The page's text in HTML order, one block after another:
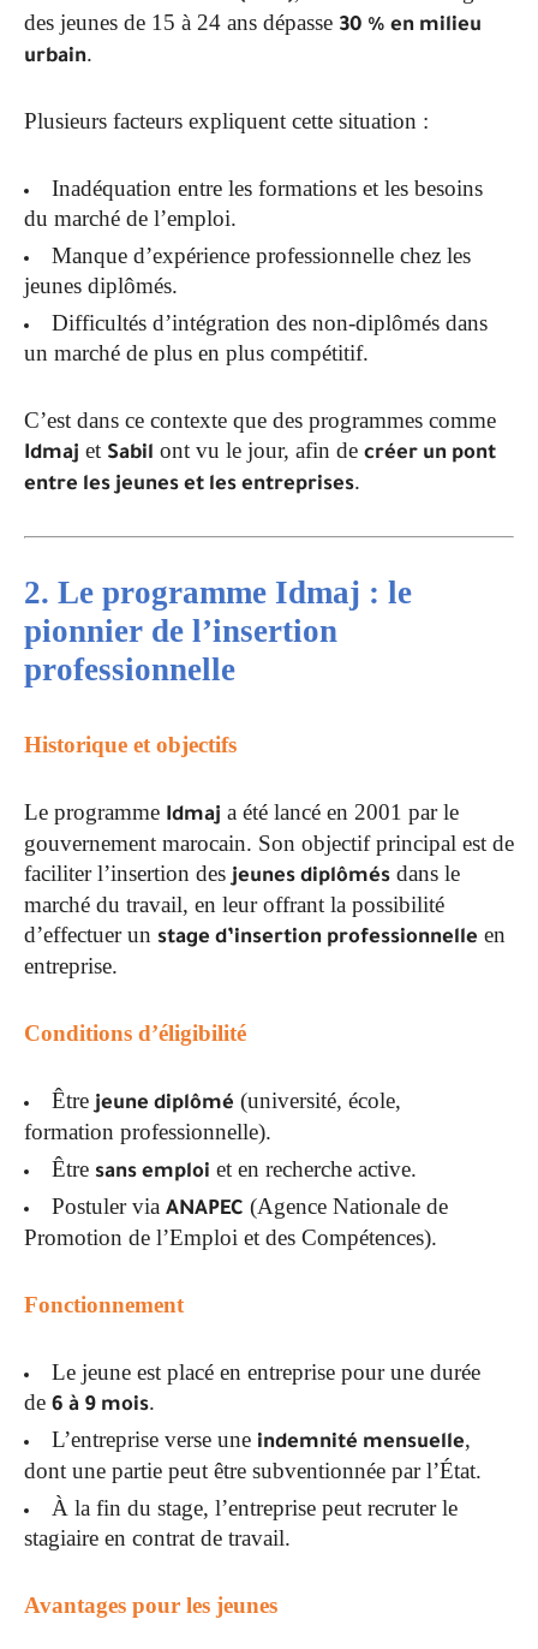
des jeunes de 15 à 24 ans dépasse 30 % en milieu
urbain.
Plusieurs facteurs expliquent cette situation :
Inadéquation entre les formations et les besoins
du marché de l’emploi.
Manque d’expérience professionnelle chez les
jeunes diplômés.
Difficultés d’intégration des non-diplômés dans
un marché de plus en plus compétitif.
C’est dans ce contexte que des programmes comme
Idmaj et Sabil ont vu le jour, afin de créer un pont
entre les jeunes et les entreprises.
2. Le programme Idmaj : le
pionnier de l’insertion
professionnelle
Historique et objectifs
Le programme Idmaj a été lancé en 2001 par le
gouvernement marocain. Son objectif principal est de
faciliter l’insertion des jeunes diplômés dans le
marché du travail, en leur offrant la possibilité
d’effectuer un stage d’insertion professionnelle en
entreprise.
Conditions d’éligibilité
Être jeune diplômé (université, école,
formation professionnelle).
Être sans emploi et en recherche active.
Postuler via ANAPEC (Agence Nationale de
Promotion de l’Emploi et des Compétences).
Fonctionnement
Le jeune est placé en entreprise pour une durée
de 6 à 9 mois.
L’entreprise verse une indemnité mensuelle,
dont une partie peut être subventionnée par l’État.
À la fin du stage, l’entreprise peut recruter le
stagiaire en contrat de travail.
Avantages pour les jeunes